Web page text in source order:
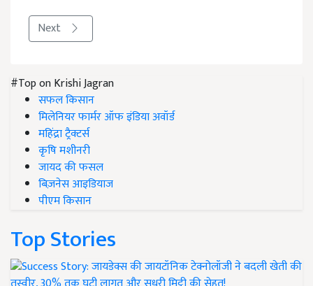
Next
#Top on Krishi Jagran
सफल किसान
मिलेनियर फार्मर ऑफ इंडिया अवॉर्ड
महिंद्रा ट्रैक्टर्स
कृषि मशीनरी
जायद की फसल
बिज़नेस आइडियाज
पीएम किसान
Top Stories